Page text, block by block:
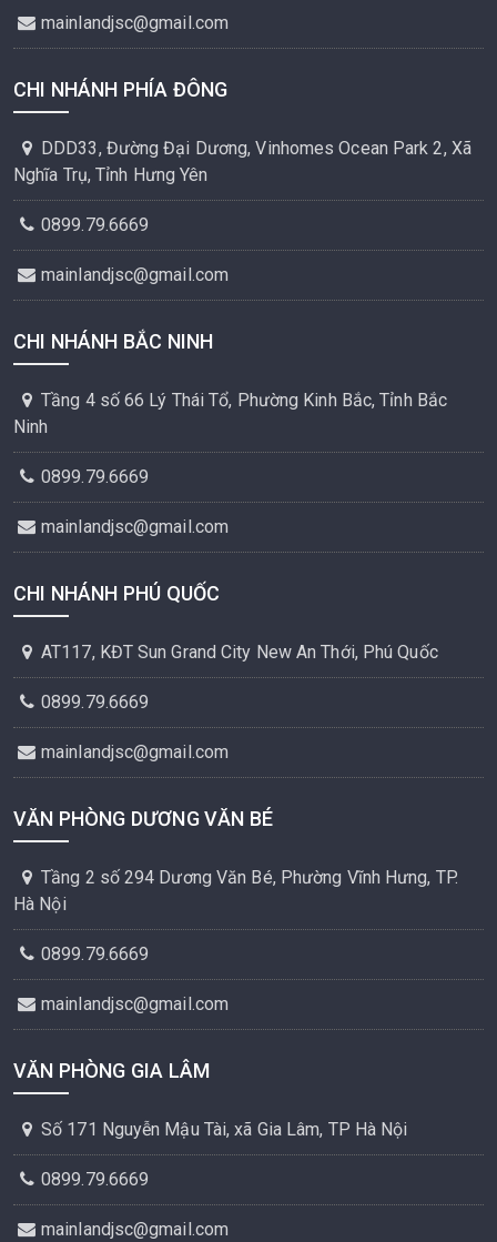
mainlandjsc@gmail.com
CHI NHÁNH PHÍA ĐÔNG
DDD33, Đường Đại Dương, Vinhomes Ocean Park 2, Xã
Nghĩa Trụ, Tỉnh Hưng Yên
0899.79.6669
mainlandjsc@gmail.com
CHI NHÁNH BẮC NINH
Tầng 4 số 66 Lý Thái Tổ, Phường Kinh Bắc, Tỉnh Bắc
Ninh
0899.79.6669
mainlandjsc@gmail.com
CHI NHÁNH PHÚ QUỐC
AT117, KĐT Sun Grand City New An Thới, Phú Quốc
0899.79.6669
mainlandjsc@gmail.com
VĂN PHÒNG DƯƠNG VĂN BÉ
Tầng 2 số 294 Dương Văn Bé, Phường Vĩnh Hưng, TP.
Hà Nội
0899.79.6669
mainlandjsc@gmail.com
VĂN PHÒNG GIA LÂM
Số 171 Nguyễn Mậu Tài, xã Gia Lâm, TP Hà Nội
0899.79.6669
mainlandjsc@gmail.com